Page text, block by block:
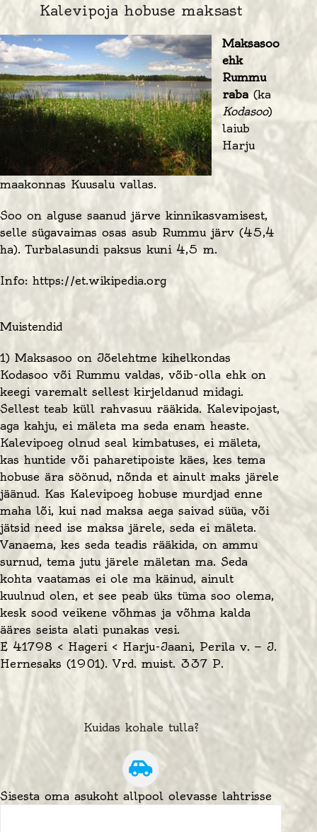
Kalevipoja hobuse maksast
Maksasoo
ehk
Rummu
raba(ka
Kodasoo)
laiub
Harju
maakonnas Kuusalu vallas.
Soo on alguse saanud järve kinnikasvamisest,
selle sügavaimas osas asub Rummu järv (45,4
ha).Turbalasundi paksus kuni 4,5 m.
Info: https://et.wikipedia.org
Muistendid
1) Maksasoo on Jõelehtme kihelkondas
Kodasoo või Rummu valdas, võib-olla ehk on
keegi varemalt sellest kirjeldanud midagi.
Sellest teab küll rahvasuu rääkida. Kalevipojast,
aga kahju, ei mäleta ma seda enam heaste.
Kalevipoeg olnud seal kimbatuses, ei mäleta,
kas huntide või paharetipoiste käes, kes tema
hobuse ära söönud, nõnda et ainult maks järele
jäänud. Kas Kalevipoeg hobuse murdjad enne
maha lõi, kui nad maksa aega saivad süüa, või
jätsid need ise maksa järele, seda ei mäleta.
Vanaema, kes seda teadis rääkida, on ammu
surnud, tema jutu järele mäletan ma. Seda
kohta vaatamas ei ole ma käinud, ainult
kuulnud olen, et see peab üks tüma soo olema,
kesk sood veikene võhmas ja võhma kalda
ääres seista alati punakas vesi.
E 41798 < Hageri < Harju-Jaani, Perila v. — J.
Hernesaks (1901). Vrd. muist. 337 P.
Kuidas kohale tulla?
Sisesta oma asukoht allpool olevasse lahtrisse